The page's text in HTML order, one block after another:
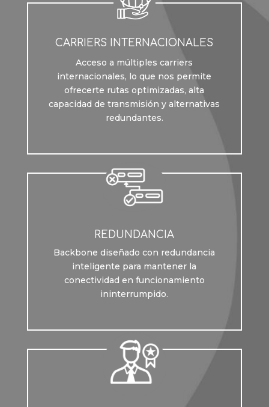
CARRIERS INTERNACIONALES
Acceso a múltiples carriers
internacionales, lo que nos permite
ofrecerte rutas optimizadas, alta
capacidad de transmisión y alternativas
redundantes.
REDUNDANCIA
Backbone diseñado con redundancia
inteligente para mantener la
conectividad en funcionamiento
ininterrumpido.